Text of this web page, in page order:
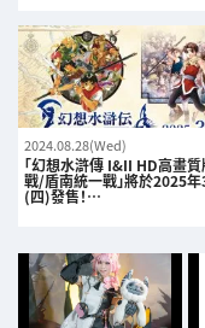
2024.08.28(Wed)
「幻想水滸傳 I&II HD高畫
戰/盾南統一戰」將於2025
(四)發售！…